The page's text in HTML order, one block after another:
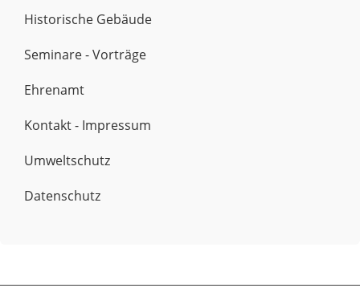
Historische Gebäude
Seminare - Vorträge
Ehrenamt
Kontakt - Impressum
Umweltschutz
Datenschutz